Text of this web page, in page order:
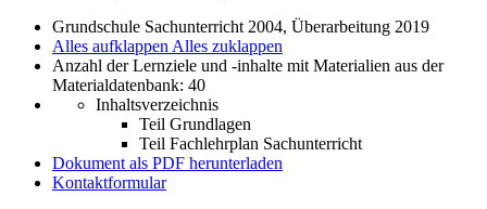
Grundschule Sachunterricht 2004, Überarbeitung 2019
Alles aufklappen Alles zuklappen
Anzahl der Lernziele und -inhalte mit Materialien aus der
Materialdatenbank: 40
Inhaltsverzeichnis
Teil Grundlagen
Teil Fachlehrplan Sachunterricht
Dokument als PDF herunterladen
Kontaktformular